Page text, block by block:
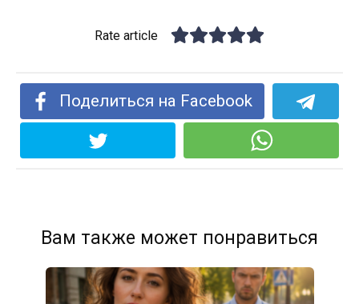
Rate article
Поделиться на Facebook
Вам также может понравиться